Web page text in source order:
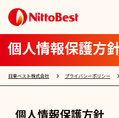
個人情報保護方
日東ベスト株式会社 プライバシーポリシー
個人情報保護方針